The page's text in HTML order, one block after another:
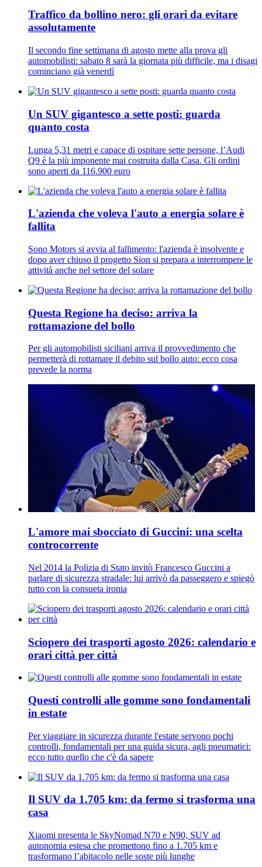
Traffico da bollino nero: gli orari da evitare
assolutamente
Il secondo fine settimana di agosto mette alla prova gli
automobilisti: sabato 8 sarà la giornata più difficile, ma i disagi
cominciano già venerdì
Un SUV gigantesco a sette posti: guarda
quanto costa
Lunga 5,31 metri e capace di ospitare sette persone, l’Audi
Q9 è la più imponente mai costruita dalla Casa. Gli ordini
sono aperti da 116.900 euro
L'azienda che voleva l'auto a energia solare è
fallita
Sono Motors si avvia al fallimento: l'azienda è insolvente e
dopo aver chiuso il progetto Sion si prepara a interrompere le
attività anche nel settore del solare
Questa Regione ha deciso: arriva la
rottamazione del bollo
Per gli automobilisti siciliani arriva il provvedimento che
permetterà di rottamare il debito sul bollo auto: ecco cosa
prevede la norma
L'amore mai sbocciato di Guccini: una scelta
controcorrente
Nel 2014 la Polizia di Stato invitò Francesco Guccini a
parlare di sicurezza stradale: lui arrivò da passeggero e spiegò
tutto con la consueta ironia
Sciopero dei trasporti agosto 2026: calendario e
orari città per città
Questi controlli alle gomme sono fondamentali
in estate
Per viaggiare in sicurezza durante l'estate servono pochi
controlli, fondamentali per una guida sicura, agli pneumatici:
ecco tutto quello che c'è da sapere
Il SUV da 1.705 km: da fermo si trasforma una
casa
Xiaomi presenta le SkyNomad N70 e N90, SUV ad
autonomia estesa che promettono fino a 1.705 km e
trasformano l’abitacolo nelle soste più lunghe